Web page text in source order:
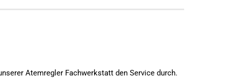
Atemregler Fachwerkstatt den Service durch.